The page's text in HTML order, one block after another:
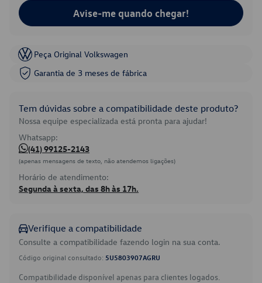
Avise-me quando chegar!
Peça Original Volkswagen
Garantia de 3 meses de fábrica
Tem dúvidas sobre a compatibilidade deste produto?
Nossa equipe especializada está pronta para ajudar!
Whatsapp:
(41) 99125-2143
(apenas mensagens de texto, não atendemos ligações)
Horário de atendimento:
Segunda à sexta, das 8h às 17h.
Verifique a compatibilidade
Consulte a compatibilidade fazendo login na sua conta.
Código original consultado: 5U5803907AGRU
Compatibilidade disponível apenas para clientes logados.